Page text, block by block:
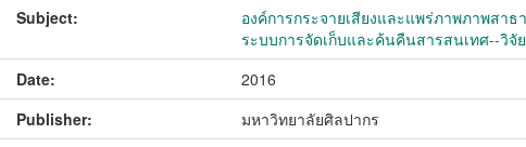
Subject:
องค์การกระจายเสียงและแพร่ภาพภาพสา
ระบบการจัดเก็บและค้นคืนสารสนเทศ--วิจัย
Date:
2016
Publisher:
มหาวิทยาลัยศิลปากร